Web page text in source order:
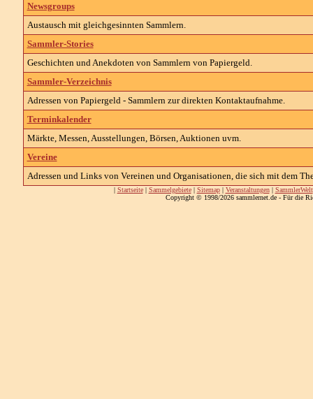
Newsgroups
Austausch mit gleichgesinnten Sammlern.
Sammler-Stories
Geschichten und Anekdoten von Sammlern von Papiergeld.
Sammler-Verzeichnis
Adressen von Papiergeld - Sammlern zur direkten Kontaktaufnahme.
Terminkalender
Märkte, Messen, Ausstellungen, Börsen, Auktionen uvm.
Vereine
Adressen und Links von Vereinen und Organisationen, die sich mit dem
| Startseite| Sammelgebiete| Sitemap| Veranstaltungen| SammlerWelt
Copyright © 1998/2026 sammlernet.de - Für die